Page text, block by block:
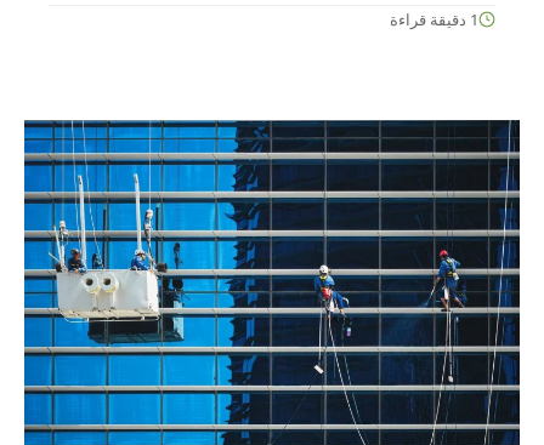
1 دقيقة قراءة